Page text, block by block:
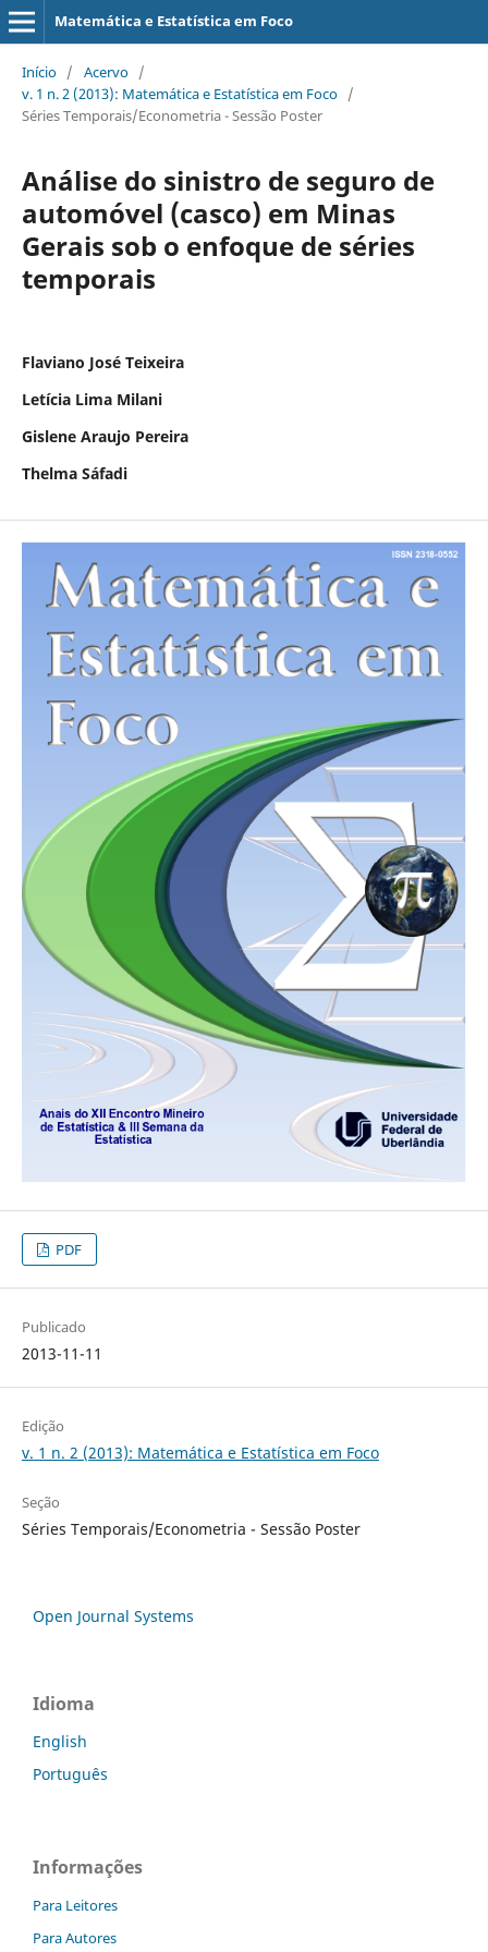
Matemática e Estatística em Foco
Início / Acervo /
v. 1 n. 2 (2013): Matemática e Estatística em Foco /
Séries Temporais/Econometria - Sessão Poster
Análise do sinistro de seguro de
automóvel (casco) em Minas
Gerais sob o enfoque de séries
temporais
Flaviano José Teixeira
Letícia Lima Milani
Gislene Araujo Pereira
Thelma Sáfadi
PDF
Publicado
2013-11-11
Edição
v. 1 n. 2 (2013): Matemática e Estatística em Foco
Seção
Séries Temporais/Econometria - Sessão Poster
Open Journal Systems
Idioma
English
Português
Informações
Para Leitores
Para Autores